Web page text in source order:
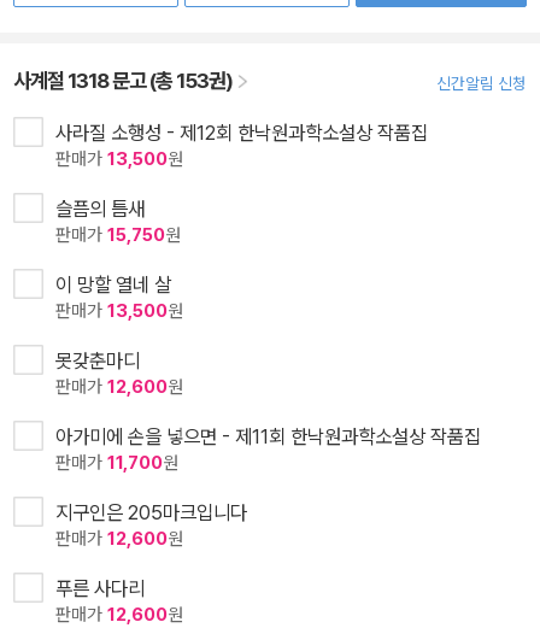
사계절 1318 문고 (총 153권) 신간알림 신청
사라질 소행성 - 제12회 한낙원과학소설상 작품집
판매가 13,500원
슬픔의 틈새
판매가 15,750원
이 망할 열네 살
판매가 13,500원
못갖춘마디
판매가 12,600원
아가미에 손을 넣으면 - 제11회 한낙원과학소설상 작품집
판매가 11,700원
지구인은 205마크입니다
판매가 12,600원
푸른 사다리
판매가 12,600원